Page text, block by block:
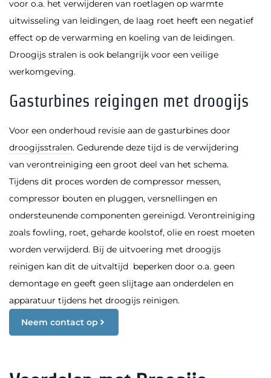
voor o.a. het verwijderen van roetlagen op warmte
uitwisseling van leidingen, de laag roet heeft een negatief
effect op de verwarming en koeling van de leidingen.
Droogijs stralen is ook belangrijk voor een veilige
werkomgeving.
Gasturbines reigingen met droogijs
Voor een onderhoud revisie aan de gasturbines door
droogijsstralen. Gedurende deze tijd is de verwijdering
van verontreiniging een groot deel van het schema.
Tijdens dit proces worden de compressor messen,
compressor bouten en pluggen, versnellingen en
ondersteunende componenten gereinigd. Verontreiniging
zoals fowling, roet, geharde koolstof, olie en roest moeten
worden verwijderd. Bij de uitvoering met droogijs
reinigen kan dit de uitvaltijd beperken door o.a. geen
demontage en geeft geen slijtage aan onderdelen en
apparatuur tijdens het droogijs reinigen.
Neem contact op